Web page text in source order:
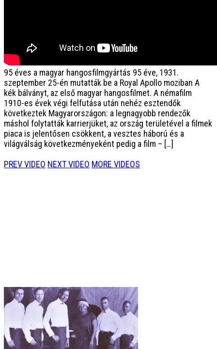
95 éves a magyar hangosfilmgyártás 95 éve, 1931.
szeptember 25-én mutatták be a Royal Apollo moziban A
kék bálványt, az első magyar hangosfilmet. A némafilm
1910-es évek végi felfutása után nehéz esztendők
következtek Magyarországon: a legnagyobb rendezők
máshol folytatták karrierjüket, az ország területével a filmek
piaca is jelentősen csökkent, a vesztes háború és a
világválság következményeként pedig a film – […]
PREV VIDEO NEXT VIDEO MORE VIDEOS